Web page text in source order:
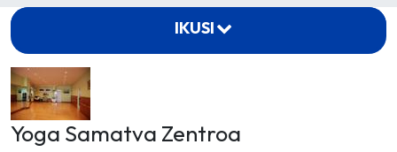
Yoga Samatva Zentroa
IKUSI